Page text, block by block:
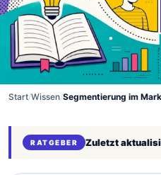
Start/Wissen/Segmentierung im
RATGEBER Zuletzt